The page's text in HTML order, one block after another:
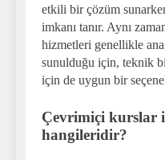
etkili bir çözüm
imkanı tanır. Aynı
hizmetleri genellikle ana
sunulduğu için, teknik
için de uygun bir
Çevrimiçi kurslar
hangileridir?